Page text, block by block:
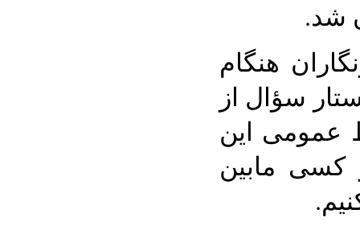
شد.
هنگام
سؤال از
عمومی این
کسی مابین